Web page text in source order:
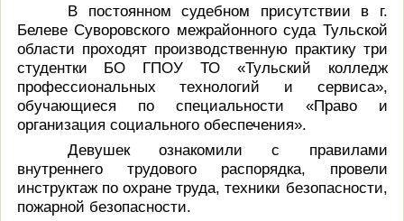
В постоянном судебном присутствии в г.
Белеве Суворовского межрайонного суда Тульской
области проходят производственную практику три
студентки БО ГПОУ ТО «Тульский колледж
профессиональных технологий и сервиса»,
обучающиеся по специальности «Право и
организация социального обеспечения».
Девушек ознакомили с правилами
внутреннего трудового распорядка, провели
инструктаж по охране труда, техники безопасности,
пожарной безопасности.